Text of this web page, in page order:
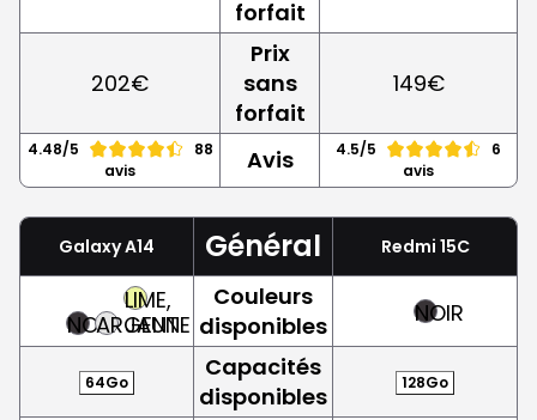
forfait
202€
Prix
sans
forfait
149€
4.48/5
88
avis
Avis 4.5/5
6
avis
Galaxy A14 Général Redmi 15C
NOIRARGENT
LIME,
JAUNE
Couleurs
disponibles
NOIR
64Go
Capacités
disponibles
128Go